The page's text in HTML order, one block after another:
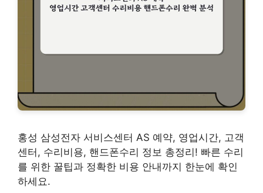
홍성 삼성전자 서비스센터 AS 예약, 영업시간, 고객
센터, 수리비용, 핸드폰수리 정보 총정리! 빠른 수리
를 위한 꿀팁과 정확한 비용 안내까지 한눈에 확인
하세요.